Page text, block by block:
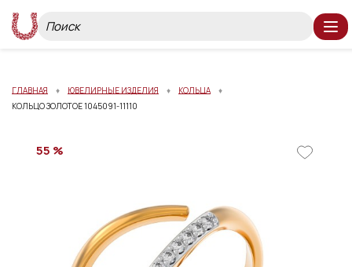
ГЛАВНАЯ ЮВЕЛИРНЫЕ ИЗДЕЛИЯ
КОЛЬЦА
КОЛЬЦО ЗОЛОТОЕ 1045091-11110
55 %